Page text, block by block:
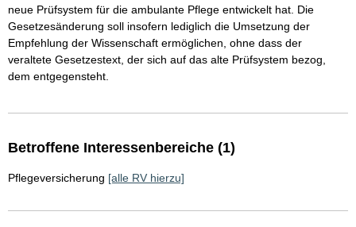
neue Prüfsystem für die ambulante Pflege entwickelt hat. Die
Gesetzesänderung soll insofern lediglich die Umsetzung der
Empfehlung der Wissenschaft ermöglichen, ohne dass der
veraltete Gesetzestext, der sich auf das alte Prüfsystem bezog,
dem entgegensteht.
Betroffene Interessenbereiche (1)
Pflegeversicherung [alle RV hierzu]